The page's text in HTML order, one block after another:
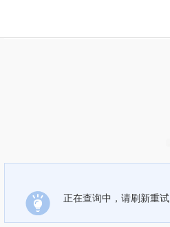
正在查询中，请刷新重试